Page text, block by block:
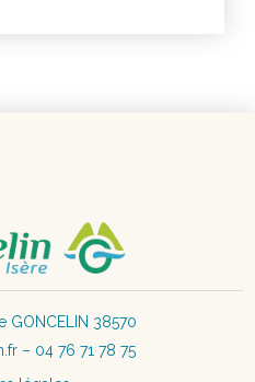
GONCELIN 38570
– 04 76 71 78 75